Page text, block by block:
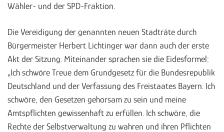
Wähler- und der SPD-Fraktion.
Die Vereidigung der genannten neuen Stadträte durch
Bürgermeister Herbert Lichtinger war dann auch der erste
Akt der Sitzung. Miteinander sprachen sie die Eidesformel:
„Ich schwöre Treue dem Grundgesetz für die Bundesrepublik
Deutschland und der Verfassung des Freistaates Bayern. Ich
schwöre, den Gesetzen gehorsam zu sein und meine
Amtspflichten gewissenhaft zu erfüllen. Ich schwöre, die
Rechte der Selbstverwaltung zu wahren und ihren Pflichten